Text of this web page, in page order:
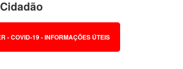
- COVID-19 - INFORMAÇÕES ÚTEIS